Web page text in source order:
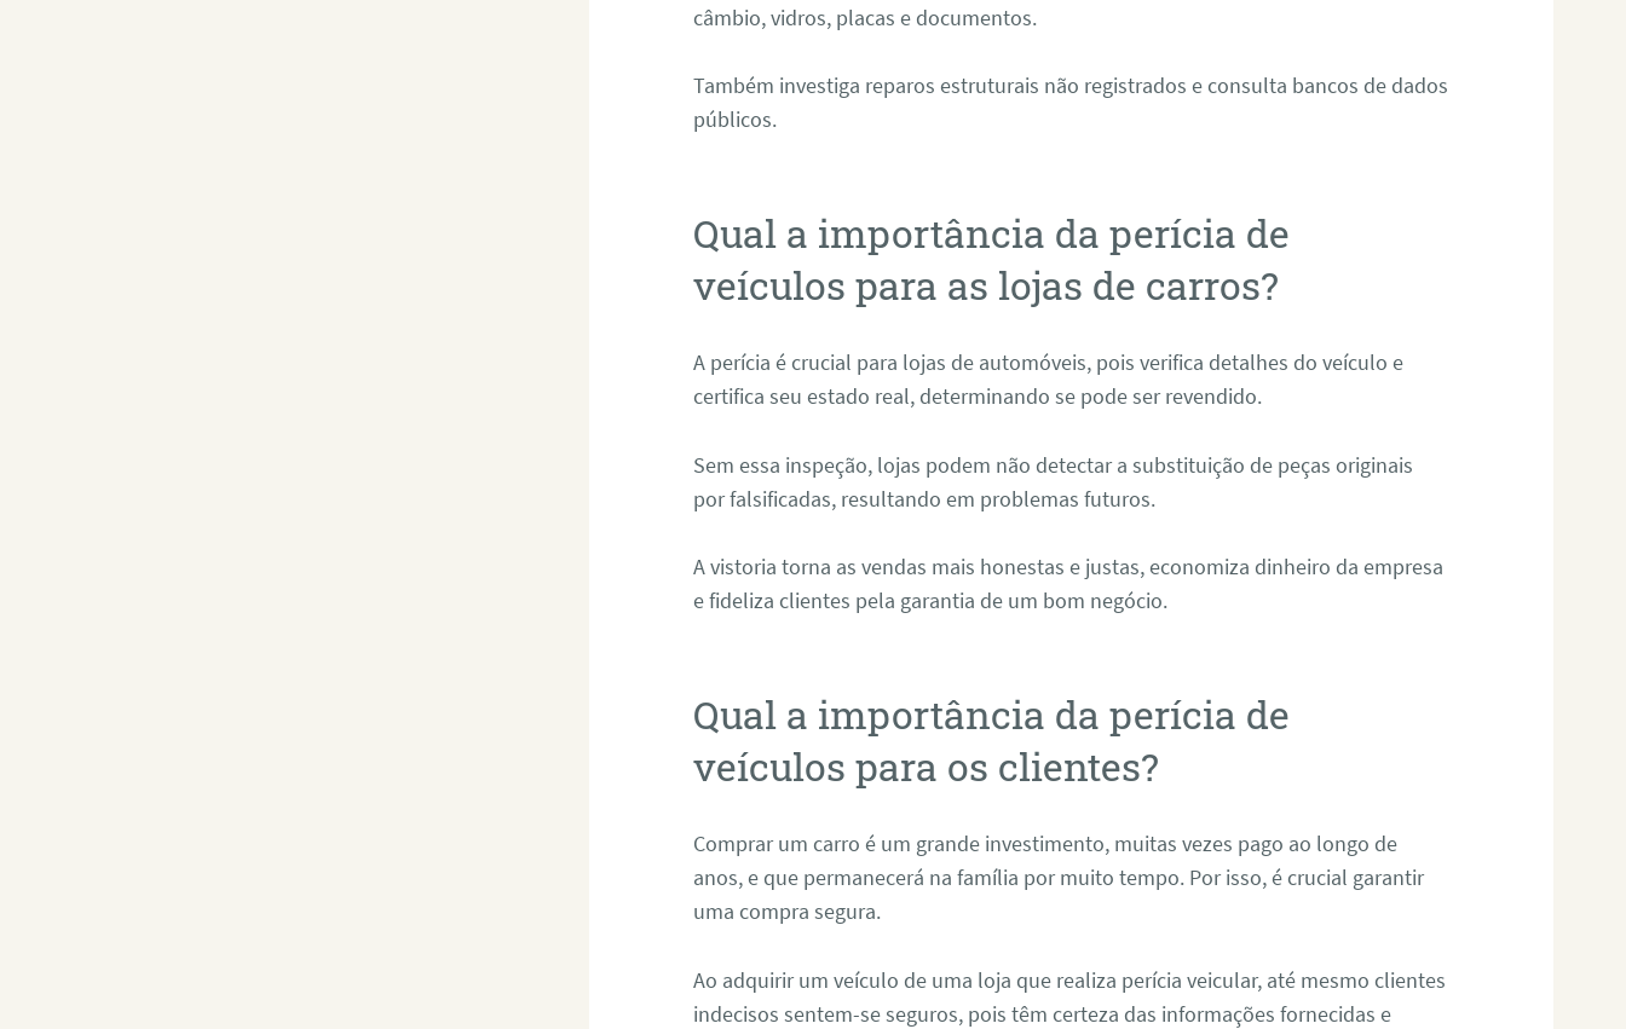
câmbio, vidros, placas e documentos.
Também investiga reparos estruturais não registrados e consulta bancos de dados
públicos.
Qual a importância da perícia de
veículos para as lojas de carros?
A perícia é crucial para lojas de automóveis, pois verifica detalhes do veículo e
certifica seu estado real, determinando se pode ser revendido.
Sem essa inspeção, lojas podem não detectar a substituição de peças originais
por falsificadas, resultando em problemas futuros.
A vistoria torna as vendas mais honestas e justas, economiza dinheiro da empresa
e fideliza clientes pela garantia de um bom negócio.
Qual a importância da perícia de
veículos para os clientes?
Comprar um carro é um grande investimento, muitas vezes pago ao longo de
anos, e que permanecerá na família por muito tempo. Por isso, é crucial garantir
uma compra segura.
Ao adquirir um veículo de uma loja que realiza perícia veicular, até mesmo clientes
indecisos sentem-se seguros, pois têm certeza das informações fornecidas e